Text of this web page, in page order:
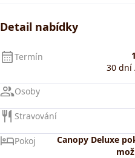
Detail nabídky
Termín
30 dní
Osoby
Stravování
Pokoj
Canopy Deluxe